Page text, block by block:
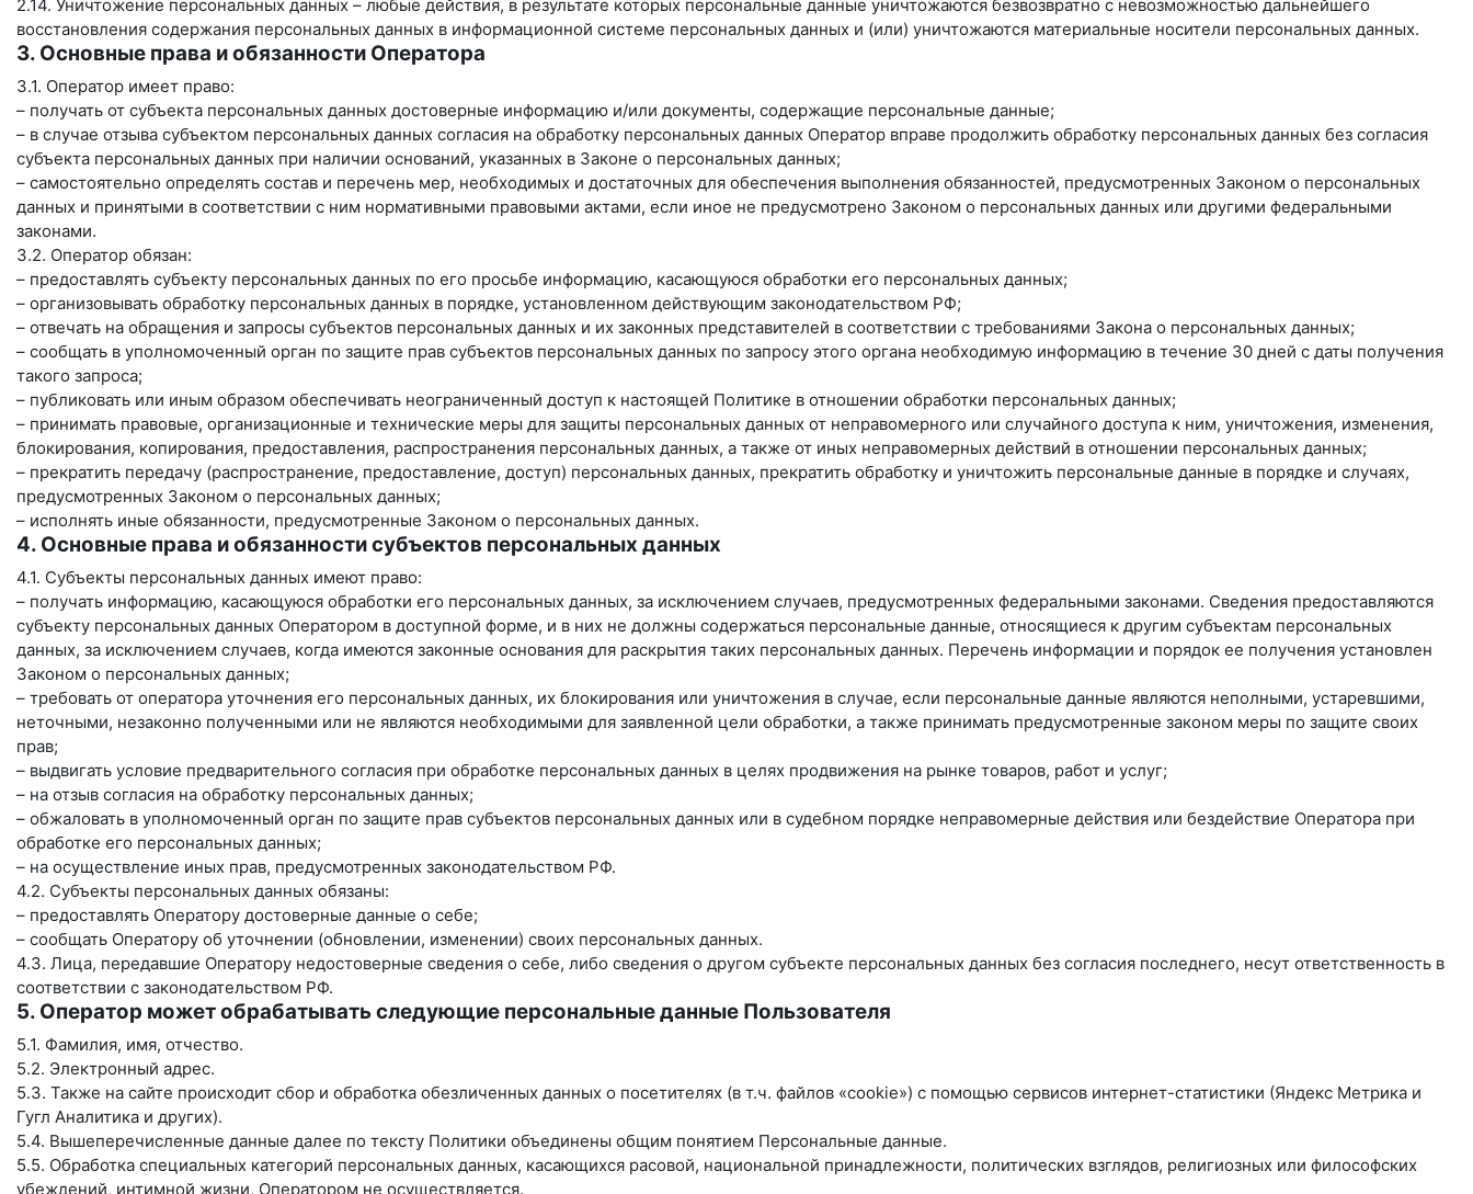
2.14. Уничтожение персональных данных – любые действия, в результате которых персональные данные уничтожаются безвозвратно с невозможностью дальнейшего
восстановления содержания персональных данных в информационной системе персональных данных и (или) уничтожаются материальные носители персональных данных.
3. Основные права и обязанности Оператора
3.1. Оператор имеет право:
– получать от субъекта персональных данных достоверные информацию и/или документы, содержащие персональные данные;
– в случае отзыва субъектом персональных данных согласия на обработку персональных данных Оператор вправе продолжить обработку персональных данных без согласия
субъекта персональных данных при наличии оснований, указанных в Законе о персональных данных;
– самостоятельно определять состав и перечень мер, необходимых и достаточных для обеспечения выполнения обязанностей, предусмотренных Законом о персональных
данных и принятыми в соответствии с ним нормативными правовыми актами, если иное не предусмотрено Законом о персональных данных или другими федеральными
законами.
3.2. Оператор обязан:
– предоставлять субъекту персональных данных по его просьбе информацию, касающуюся обработки его персональных данных;
– организовывать обработку персональных данных в порядке, установленном действующим законодательством РФ;
– отвечать на обращения и запросы субъектов персональных данных и их законных представителей в соответствии с требованиями Закона о персональных данных;
– сообщать в уполномоченный орган по защите прав субъектов персональных данных по запросу этого органа необходимую информацию в течение 30 дней с даты получения
такого запроса;
– публиковать или иным образом обеспечивать неограниченный доступ к настоящей Политике в отношении обработки персональных данных;
– принимать правовые, организационные и технические меры для защиты персональных данных от неправомерного или случайного доступа к ним, уничтожения, изменения,
блокирования, копирования, предоставления, распространения персональных данных, а также от иных неправомерных действий в отношении персональных данных;
– прекратить передачу (распространение, предоставление, доступ) персональных данных, прекратить обработку и уничтожить персональные данные в порядке и случаях,
предусмотренных Законом о персональных данных;
– исполнять иные обязанности, предусмотренные Законом о персональных данных.
4. Основные права и обязанности субъектов персональных данных
4.1. Субъекты персональных данных имеют право:
– получать информацию, касающуюся обработки его персональных данных, за исключением случаев, предусмотренных федеральными законами. Сведения предоставляются
субъекту персональных данных Оператором в доступной форме, и в них не должны содержаться персональные данные, относящиеся к другим субъектам персональных
данных, за исключением случаев, когда имеются законные основания для раскрытия таких персональных данных. Перечень информации и порядок ее получения установлен
Законом о персональных данных;
– требовать от оператора уточнения его персональных данных, их блокирования или уничтожения в случае, если персональные данные являются неполными, устаревшими,
неточными, незаконно полученными или не являются необходимыми для заявленной цели обработки, а также принимать предусмотренные законом меры по защите своих
прав;
– выдвигать условие предварительного согласия при обработке персональных данных в целях продвижения на рынке товаров, работ и услуг;
– на отзыв согласия на обработку персональных данных;
– обжаловать в уполномоченный орган по защите прав субъектов персональных данных или в судебном порядке неправомерные действия или бездействие Оператора при
обработке его персональных данных;
– на осуществление иных прав, предусмотренных законодательством РФ.
4.2. Субъекты персональных данных обязаны:
– предоставлять Оператору достоверные данные о себе;
– сообщать Оператору об уточнении (обновлении, изменении) своих персональных данных.
4.3. Лица, передавшие Оператору недостоверные сведения о себе, либо сведения о другом субъекте персональных данных без согласия последнего, несут ответственность в
соответствии с законодательством РФ.
5. Оператор может обрабатывать следующие персональные данные Пользователя
5.1. Фамилия, имя, отчество.
5.2. Электронный адрес.
5.3. Также на сайте происходит сбор и обработка обезличенных данных о посетителях (в т.ч. файлов «cookie») с помощью сервисов интернет-статистики (Яндекс Метрика и
Гугл Аналитика и других).
5.4. Вышеперечисленные данные далее по тексту Политики объединены общим понятием Персональные данные.
5.5. Обработка специальных категорий персональных данных, касающихся расовой, национальной принадлежности, политических взглядов, религиозных или философских
убеждений, интимной жизни, Оператором не осуществляется.